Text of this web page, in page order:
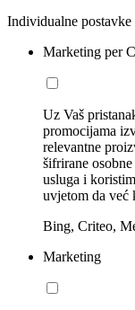
Individualne postavke
Marketing per
Uz Vaš
promocijama
relevantne
šifrirane
usluga i
uvjetom da već
Bing, Criteo,
Marketing